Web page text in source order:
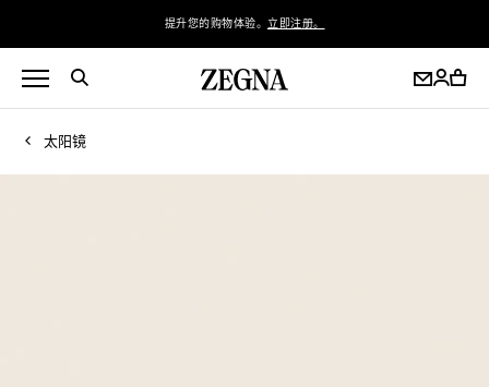
提升您的购物体验。 立即注册。
太阳镜